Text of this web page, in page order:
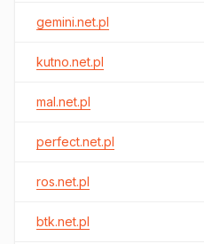
gemini.net.pl
kutno.net.pl
mal.net.pl
perfect.net.pl
ros.net.pl
btk.net.pl